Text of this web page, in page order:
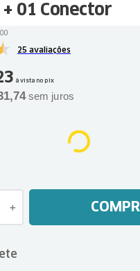
+ 01 Conector
25 avaliações
à vista no pix
,74sem juros
＋